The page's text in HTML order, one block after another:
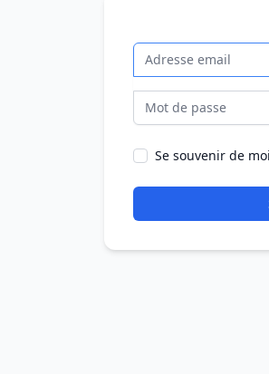
Email
Mot de passe
Se souvenir de